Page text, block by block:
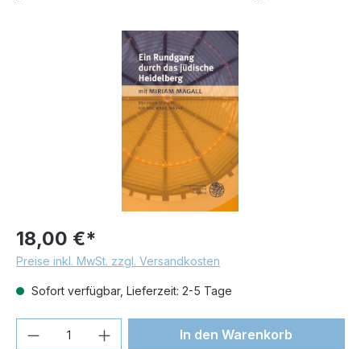
Bildergalerie überspringen
18,00 €*
Preise inkl. MwSt. zzgl. Versandkosten
Sofort verfügbar, Lieferzeit: 2-5 Tage
Produkt Anzahl: Gib denIn den Warenkorb